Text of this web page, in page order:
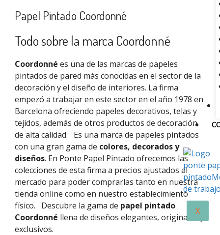
X
Papel Pintado Coordonné
Todo sobre la marca Coordonné
Coordonné es una de las marcas de papeles
pintados de pared más conocidas en el sector de la
decoración y el diseño de interiores. La firma
empezó a trabajar en este sector en el año 1978 en
Barcelona ofreciendo papeles decorativos, telas y
tejidos, además de otros productos de decoración
de alta calidad.
Es una marca de papeles pintados
con una gran gama de colores, decorados y
diseños. En Ponte Papel Pintado ofrecemos las
colecciones de esta firma a precios ajustados al
mercado para poder comprarlas tanto en nuestra
tienda online como en nuestro establecimiento
físico.
Descubre la gama de papel pintado
Coordonné llena de diseños elegantes, originales y
exclusivos.